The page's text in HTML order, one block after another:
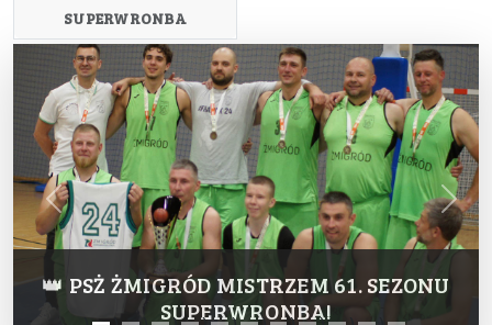
SUPERWRONBA
👑 PSŻ ŻMIGRÓD MISTRZEM 61. SEZONU
SUPERWRONBA!
Previous Next